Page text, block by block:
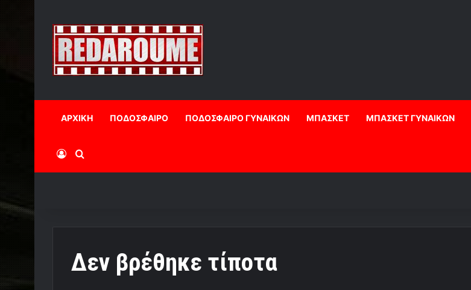
ΑΡΧΙΚΗ ΠΟΔΟΣΦΑΙΡΟ ΠΟΔΟΣΦΑΙΡΟ ΓΥΝΑΙΚΩΝ ΜΠΑΣΚΕΤ ΜΠΑΣΚΕΤ ΓΥΝΑΙΚΩΝ
Log InΑναζήτηση
Δεν βρέθηκε τίποτα